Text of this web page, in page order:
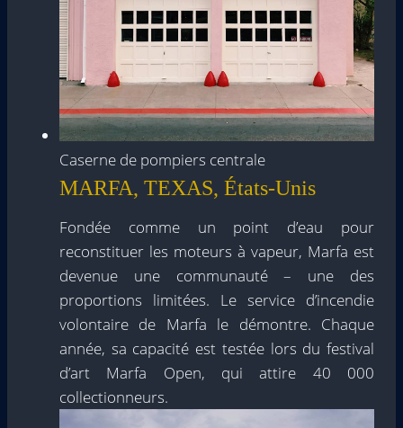
Caserne de pompiers centrale
MARFA, TEXAS, États-Unis
Fondée comme un point d’eau pour
reconstituer les moteurs à vapeur, Marfa est
devenue une communauté – une des
proportions limitées. Le service d’incendie
volontaire de Marfa le démontre. Chaque
année, sa capacité est testée lors du festival
d’art Marfa Open, qui attire 40 000
collectionneurs.